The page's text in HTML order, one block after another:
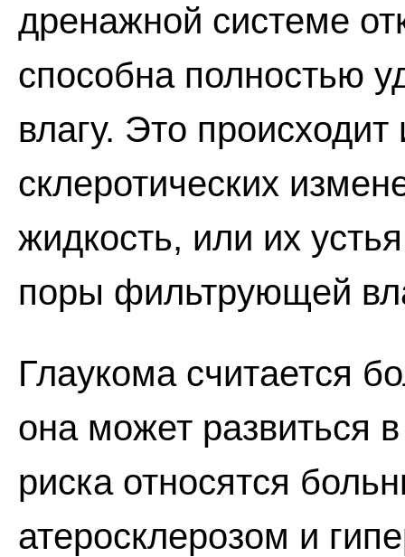
дренажной системе
способна полностью
влагу. Это происходит
склеротических
жидкость, или их
поры фильтрующей
Глаукома считается
она может развиться
риска относятся
атеросклерозом и